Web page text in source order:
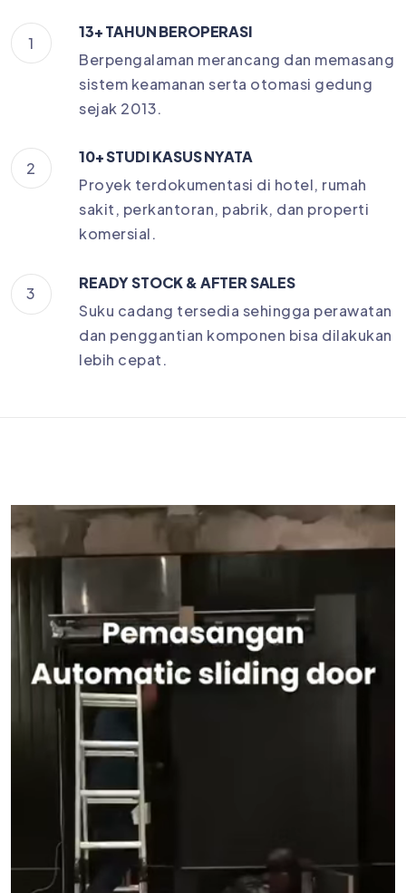
1
13+ TAHUN BEROPERASI
Berpengalaman merancang dan memasang
sistem keamanan serta otomasi gedung
sejak 2013.
2
10+ STUDI KASUS NYATA
Proyek terdokumentasi di hotel, rumah
sakit, perkantoran, pabrik, dan properti
komersial.
3
READY STOCK & AFTER SALES
Suku cadang tersedia sehingga perawatan
dan penggantian komponen bisa dilakukan
lebih cepat.